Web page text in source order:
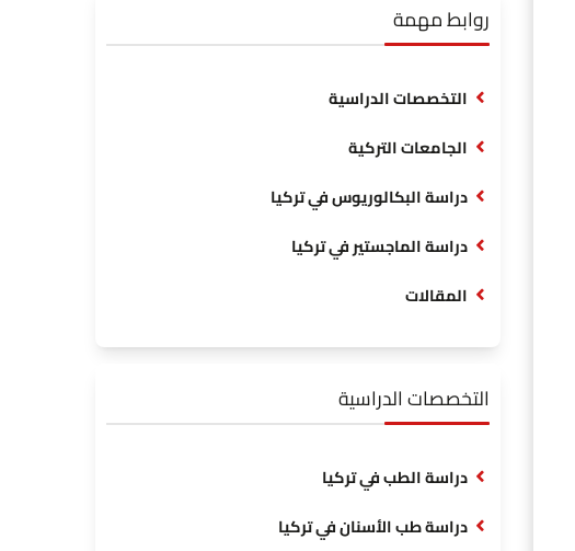
روابط مهمة
التخصصات الدراسية
الجامعات التركية
دراسة البكالوريوس في تركيا
دراسة الماجستير في تركيا
المقالات
التخصصات الدراسية
دراسة الطب في تركيا
دراسة طب الأسنان في تركيا